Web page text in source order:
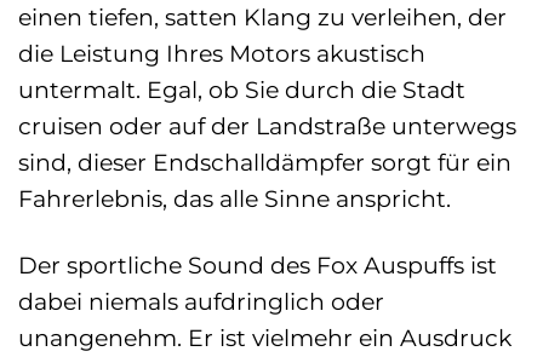
einen tiefen, satten Klang zu verleihen, der
die Leistung Ihres Motors akustisch
untermalt. Egal, ob Sie durch die Stadt
cruisen oder auf der Landstraße unterwegs
sind, dieser Endschalldämpfer sorgt für ein
Fahrerlebnis, das alle Sinne anspricht.
Der sportliche Sound des Fox Auspuffs ist
dabei niemals aufdringlich oder
unangenehm. Er ist vielmehr ein Ausdruck